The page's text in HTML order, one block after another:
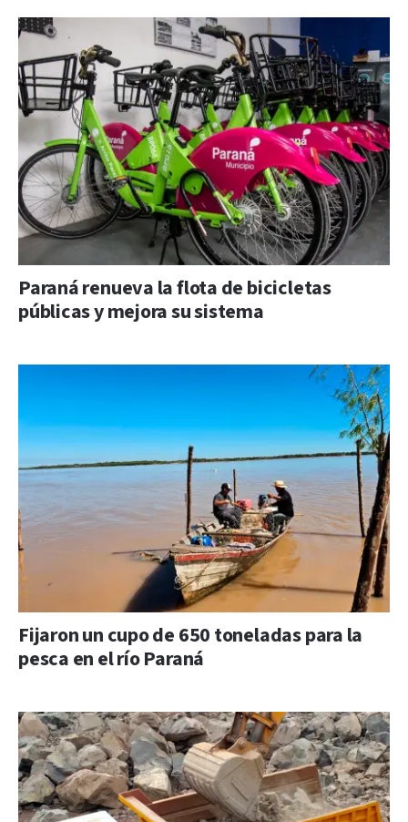
Paraná renueva la flota de bicicletas
públicas y mejora su sistema
Fijaron un cupo de 650 toneladas para la
pesca en el río Paraná